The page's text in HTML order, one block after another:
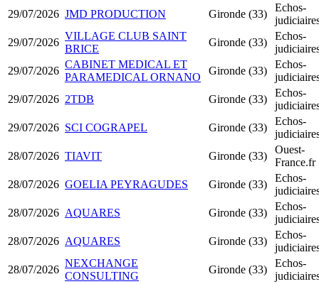
29/07/2026 JMD PRODUCTION Gironde (33)
Echos-
29/07/2026
VILLAGE CLUB SAINT
BRICE
Gironde (33)
Echos-
29/07/2026
CABINET MEDICAL ET
PARAMEDICAL ORNANO
Gironde (33)
Echos-
29/07/2026 2TDB Gironde (33)
Echos-
29/07/2026 SCI COGRAPEL Gironde (33)
Echos-
28/07/2026 TIAVIT Gironde (33)
Ouest-
France.fr
28/07/2026 GOELIA PEYRAGUDES Gironde (33)
Echos-
28/07/2026 AQUARES Gironde (33)
Echos-
28/07/2026 AQUARES Gironde (33)
Echos-
28/07/2026
NEXCHANGE
CONSULTING
Gironde (33)
Echos-